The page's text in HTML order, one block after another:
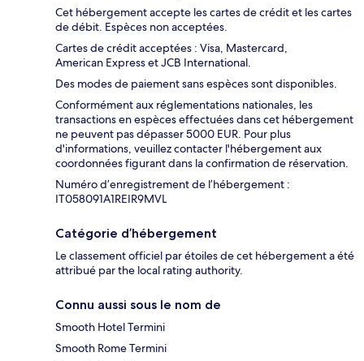
Cet hébergement accepte les cartes de crédit et les cartes
de débit. Espèces non acceptées.
Cartes de crédit acceptées : Visa, Mastercard,
American Express et JCB International.
Des modes de paiement sans espèces sont disponibles.
Conformément aux réglementations nationales, les
transactions en espèces effectuées dans cet hébergement
ne peuvent pas dépasser 5000 EUR. Pour plus
d'informations, veuillez contacter l'hébergement aux
coordonnées figurant dans la confirmation de réservation.
Numéro d’enregistrement de l’hébergement :
IT058091A1REIR9MVL
Catégorie d’hébergement
Le classement officiel par étoiles de cet hébergement a été
attribué par the local rating authority.
Connu aussi sous le nom de
Smooth Hotel Termini
Smooth Rome Termini